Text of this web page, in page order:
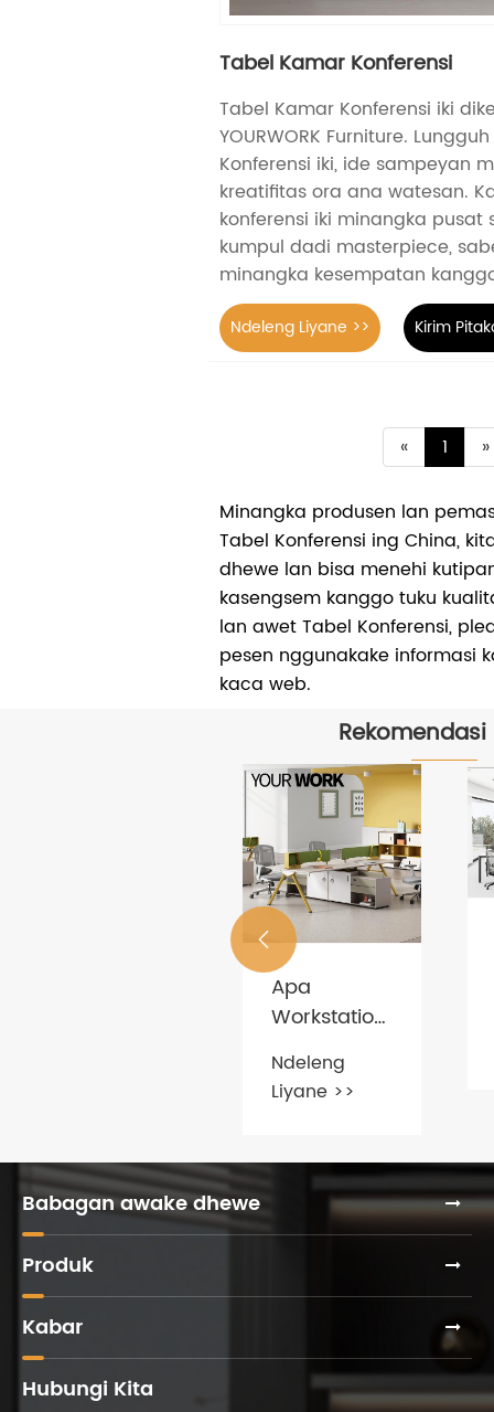
Tabel Kamar Konferensi
Tabel Kamar Konferensi iki
YOURWORK Furniture.
Konferensi iki, ide sampeyan
kreatifitas ora ana watesan.
konferensi iki minangka pusat
kumpul dadi masterpiece,
minangka kesempatan
Ndeleng Liyane >> Kirim
« 1 »
Minangka produsen lan
Tabel Konferensi ing China,
dhewe lan bisa menehi
kasengsem kanggo tuku
lan awet Tabel Konferensi,
pesen nggunakake informasi
kaca web.
Rekomendasi
Apa Bahan
sing Umum
Digunakake
kanggo
Kursi
Ndeleng
Liyane >>

Babagan awake dhewe
Produk
Kabar
Hubungi Kita